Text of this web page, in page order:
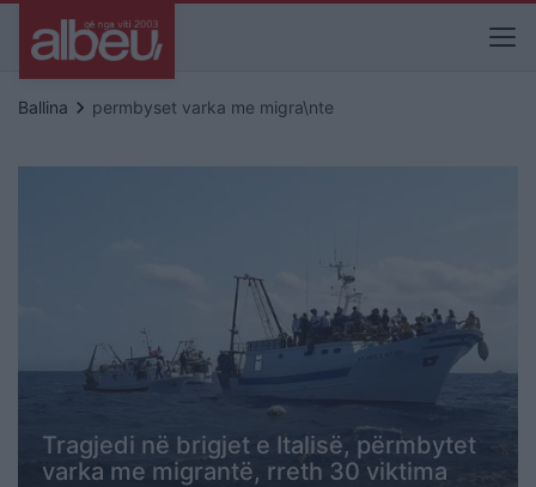
Ballina keyboard_arrow_right permbyset varka me migra\nte
Tragjedi në brigjet e Italisë, përmbytet
varka me migrantë, rreth 30 viktima